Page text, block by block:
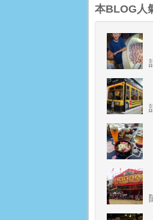
本BLOG人